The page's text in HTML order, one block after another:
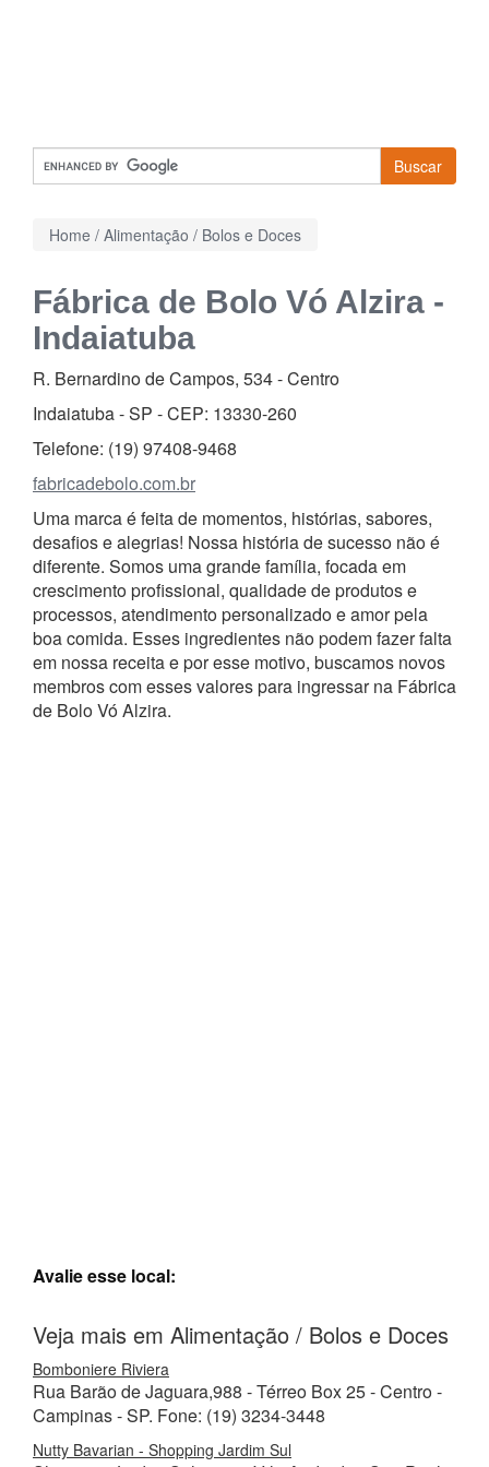
Buscar
Home / Alimentação / Bolos e Doces
Fábrica de Bolo Vó Alzira -
Indaiatuba
R. Bernardino de Campos, 534-Centro
Indaiatuba - SP - CEP: 13330-260
Telefone: (19) 97408-9468
fabricadebolo.com.br
Uma marca é feita de momentos, histórias, sabores,
desafios e alegrias! Nossa história de sucesso não é
diferente. Somos uma grande família, focada em
crescimento profissional, qualidade de produtos e
processos, atendimento personalizado e amor pela
boa comida. Esses ingredientes não podem fazer falta
em nossa receita e por esse motivo, buscamos novos
membros com esses valores para ingressar na Fábrica
de Bolo Vó Alzira.
Avalie esse local:
Veja mais em Alimentação / Bolos e Doces
Bomboniere Riviera
Rua Barão de Jaguara,988 - Térreo Box 25 - Centro -
Campinas - SP. Fone: (19) 3234-3448
Nutty Bavarian - Shopping Jardim Sul